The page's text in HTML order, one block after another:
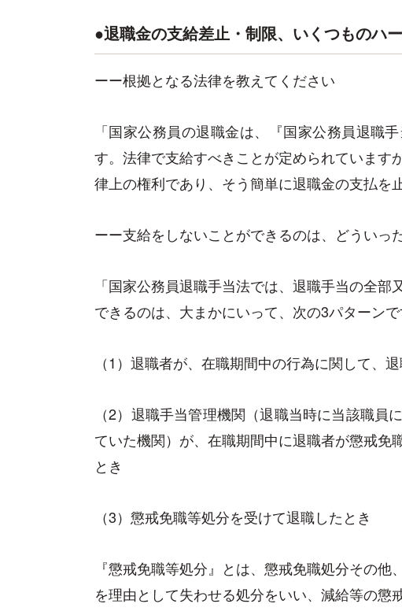
●退職金の支給差止・制限、いくつものハ
ーー根拠となる法律を教えてください
「国家公務員の退職金は、『国家公務員退職
す。法律で支給すべきことが定められています
律上の権利であり、そう簡単に退職金の支払を
ーー支給をしないことができるのは、どういっ
「国家公務員退職手当法では、退職手当の全
できるのは、大まかにいって、次の3パターンで
（1）退職者が、在職期間中の行為に関して、
（2）退職手当管理機関（退職当時に当該職員
ていた機関）が、在職期間中に退職者が懲戒免
とき
（3）懲戒免職等処分を受けて退職したとき
『懲戒免職等処分』とは、懲戒免職処分その
を理由として失わせる処分をいい、減給等の懲